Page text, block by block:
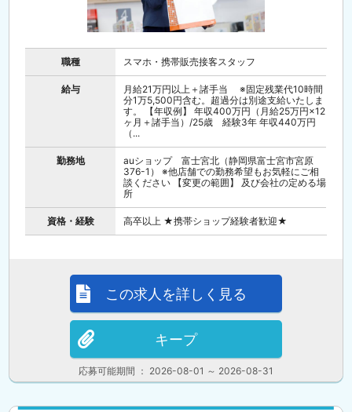
職種 スマホ・携帯販売接客スタッフ
給与
月給21万円以上＋諸手当 ※固定残業代10時間
分1万5,500円含む。超過分は別途支給いたしま
す。 【年収例】 年収400万円（月給25万円×12
ヶ月＋諸手当）/25歳 経験3年 年収440万円
（...
勤務地
auショップ 富士宮北（静岡県富士宮市宮原
376-1） ※他店舗での勤務希望もお気軽にご相
談ください 【変更の範囲】 及び会社の定める場
所
資格・経験 高卒以上 ★携帯ショップ経験者歓迎★
応募可能期間 ： 2026-08-01 ～ 2026-08-31
この求人を詳しく見る
キープ